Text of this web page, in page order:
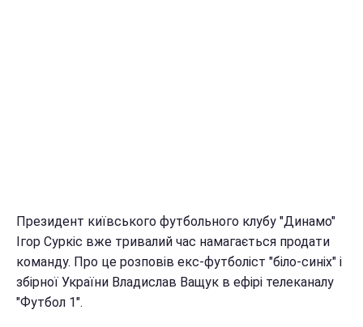
Президент київського футбольного клубу "Динамо"
Ігор Суркіс вже тривалий час намагається продати
команду. Про це розповів екс-футболіст "біло-синіх" і
збірної України Владислав Ващук в ефірі телеканалу
"Футбол 1".